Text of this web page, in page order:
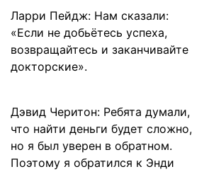
Ларри Пейдж: Нам сказали:
«Если не добьётесь успеха,
возвращайтесь и заканчивайте
докторские».
Дэвид Черитон: Ребята думали,
что найти деньги будет сложно,
но я был уверен в обратном.
Поэтому я обратился к Энди